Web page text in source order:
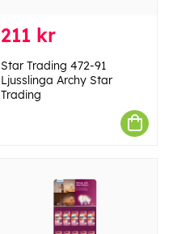
211 kr
Star Trading 472-91
Ljusslinga Archy Star
Trading